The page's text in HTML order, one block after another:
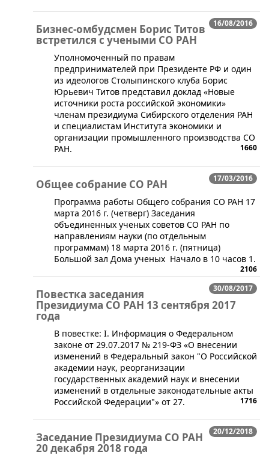
16/08/2016
Бизнес-омбудсмен Борис Титов
встретился с учеными СО РАН
Уполномоченный по правам
предпринимателей при Президенте РФ и один
из идеологов Столыпинского клуба Борис
Юрьевич Титов представил доклад «Новые
источники роста российской экономики»
членам президиума Сибирского отделения РАН
и специалистам Института экономики и
организации промышленного производства СО
РАН.
1660
17/03/2016
Общее собрание СО РАН
​​​Программа работы Общего собрания СО РАН​ 17
марта 2016 г. (четверг) Заседания
объединенных ученых советов СО РАН по
направлениям науки (по отдельным
программам)​ 18 марта 2016 г. (пятница)​​
Большой зал Дома ученых ​ Начало в 10 часов 1.
2106
30/08/2017
Повестка заседания
Президиума СО РАН 13 сентября 2017
года
В повестке: I. Информация о Федеральном
законе от 29.07.2017 № 219-ФЗ «О внесении
изменений в Федеральный закон "О Российской
академии наук, реорганизации
государственных академий наук и внесении
изменений в отдельные законодательные акты
Российской Федерации"» от 27.
1716
20/12/2018
Заседание Президиума СО РАН
20 декабря 2018 года